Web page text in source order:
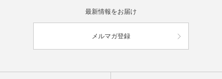
最新情報をお届け
メルマガ登録